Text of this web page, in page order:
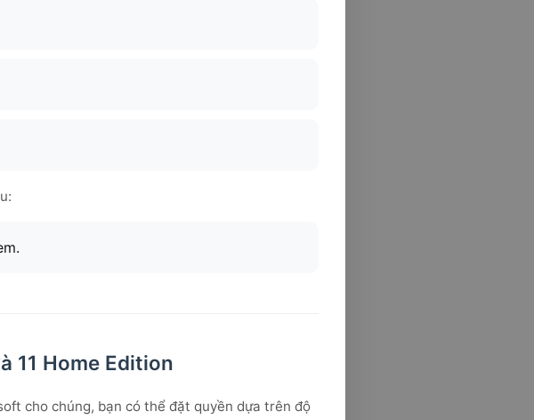
11 Home Edition
cho chúng, bạn có thể đặt quyền dựa trên độ